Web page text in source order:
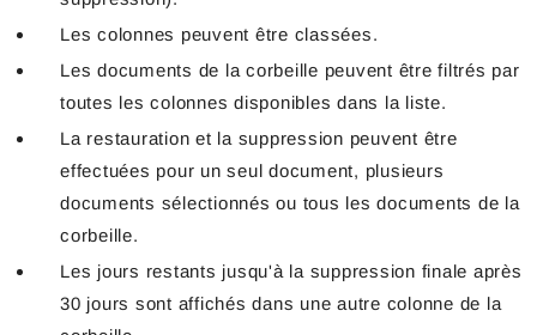
Les colonnes peuvent être classées.
Les documents de la corbeille peuvent être filtrés par
toutes les colonnes disponibles dans la liste.
La restauration et la suppression peuvent être
effectuées pour un seul document, plusieurs
documents sélectionnés ou tous les documents de la
corbeille.
Les jours restants jusqu'à la suppression finale après
30 jours sont affichés dans une autre colonne de la